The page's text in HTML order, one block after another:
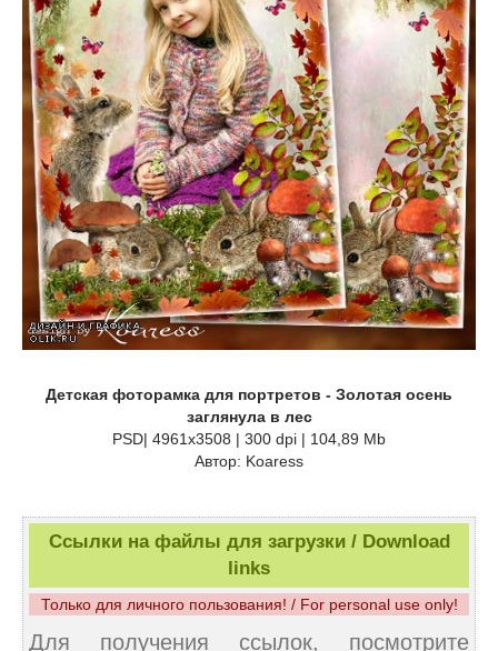
Детская фоторамка для портретов - Золотая осень
заглянула в лес
PSD| 4961x3508 | 300 dpi | 104,89 Mb
Автор: Koaress
Ссылки на файлы для загрузки / Download
links
Только для личного пользования! / For personal use only!
Для получения ссылок, посмотрите